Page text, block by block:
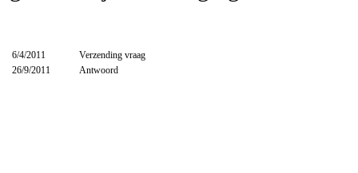
6/4/2011
Verzending vraag
26/9/2011
Antwoord